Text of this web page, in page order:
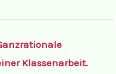
Klassenarbeit.